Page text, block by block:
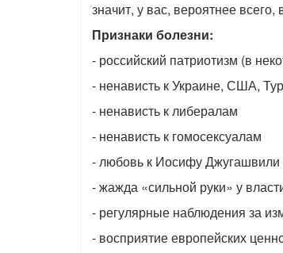
значит, у вас, вероятнее
Признаки болезни:
- российский патриотизм (в
- ненависть к Украине, США,
- ненависть к либералам
- ненависть к гомосексуалам
- любовь к Иосифу Джугашвили
- жажда «сильной руки» у
- регулярные наблюдения за
- восприятие европейских